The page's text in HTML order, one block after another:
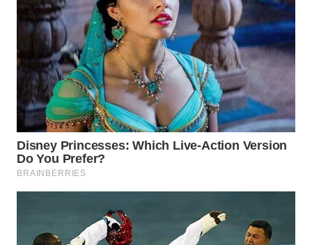
WN
BINJAI
WN
CIREBON
WN
INDRAMAYU
WN
MAJALENGKA